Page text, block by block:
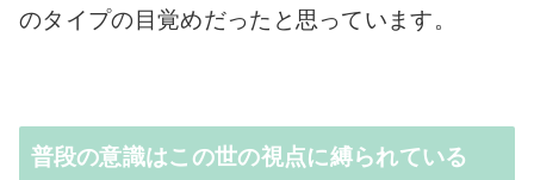
のタイプの目覚めだったと思っています。
普段の意識はこの世の視点に縛られている